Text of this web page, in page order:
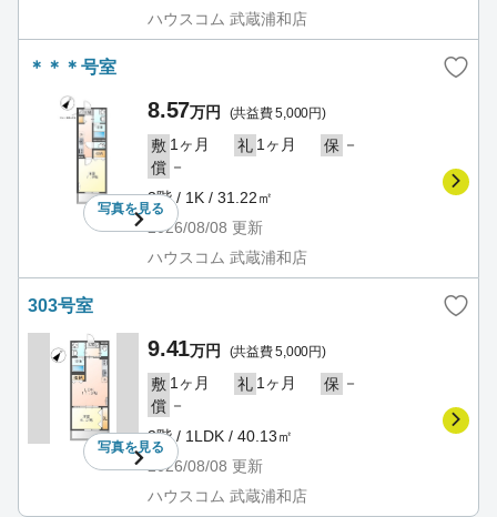
ハウスコム 武蔵浦和店
＊＊＊号室
写真を見る
8.57万円 (共益費 5,000円)
敷 1ヶ月 礼 1ヶ月 保 －
償 －
3階 / 1K / 31.22㎡
2026/08/08 更新
ハウスコム 武蔵浦和店
303号室
写真を見る
9.41万円 (共益費 5,000円)
敷 1ヶ月 礼 1ヶ月 保 －
償 －
3階 / 1LDK / 40.13㎡
2026/08/08 更新
ハウスコム 武蔵浦和店